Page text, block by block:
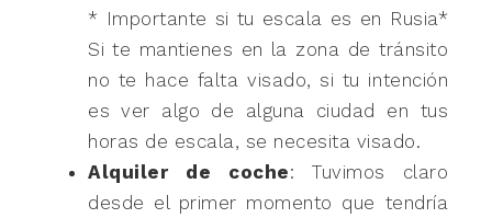
* Importante si tu escala es en Rusia*
Si te mantienes en la zona de tránsito
no te hace falta visado, si tu intención
es ver algo de alguna ciudad en tus
horas de escala, se necesita visado.
Alquiler de coche: Tuvimos claro
desde el primer momento que tendría